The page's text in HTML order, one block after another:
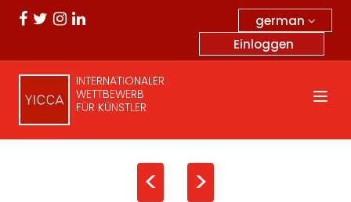
german
Einloggen
INTERNATIONALER
WETTBEWERB
FÜR KÜNSTLER
< >